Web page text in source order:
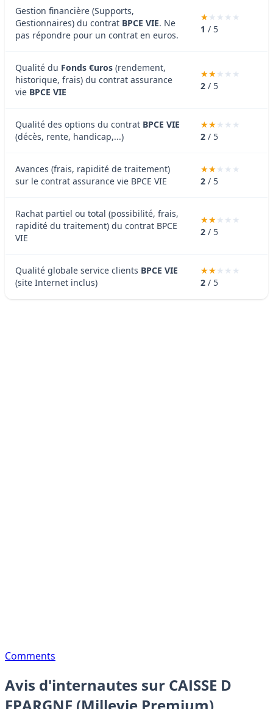
Gestion financière (Supports,
Gestionnaires) du contrat BPCE VIE. Ne
pas répondre pour un contrat en euros.
1 / 5
Qualité du Fonds €uros (rendement,
historique, frais) du contrat assurance
vie BPCE VIE
2 / 5
Qualité des options du contrat BPCE VIE
(décès, rente, handicap,...)
2 / 5
Avances (frais, rapidité de traitement)
sur le contrat assurance vie BPCE VIE
2 / 5
Rachat partiel ou total (possibilité, frais,
rapidité du traitement) du contrat BPCE
VIE
2 / 5
Qualité globale service clients BPCE VIE
(site Internet inclus)
2 / 5
Comments
Avis d'internautes sur CAISSE D